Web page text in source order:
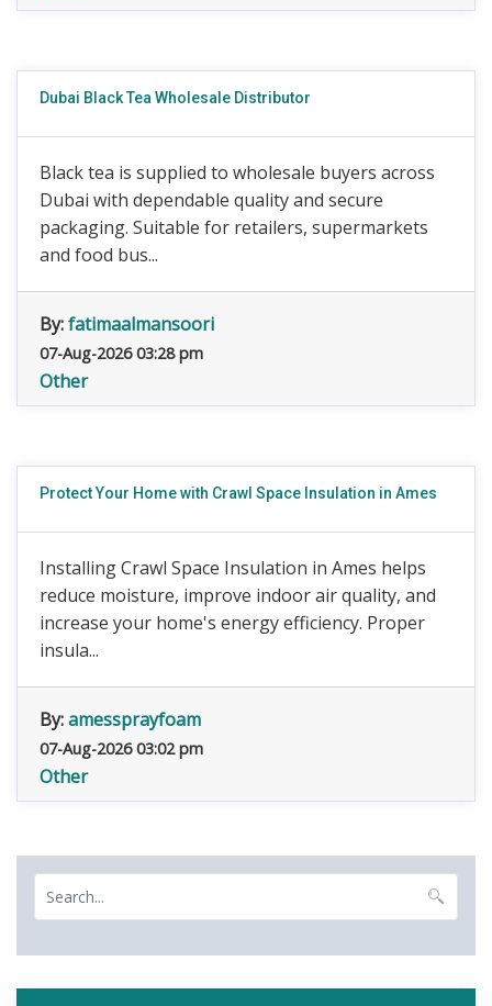
Dubai Black Tea Wholesale Distributor
Black tea is supplied to wholesale buyers across
Dubai with dependable quality and secure
packaging. Suitable for retailers, supermarkets
and food bus...
By:fatimaalmansoori
07-Aug-2026 03:28 pm
Other
Protect Your Home with Crawl Space Insulation in Ames
Installing Crawl Space Insulation in Ames helps
reduce moisture, improve indoor air quality, and
increase your home's energy efficiency. Proper
insula...
By:amessprayfoam
07-Aug-2026 03:02 pm
Other